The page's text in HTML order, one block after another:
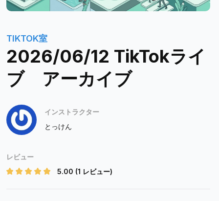
TIKTOK室
2026/06/12 TikTokライ
ブ アーカイブ
インストラクター
とっけん
レビュー
5.00 (1 レビュー)